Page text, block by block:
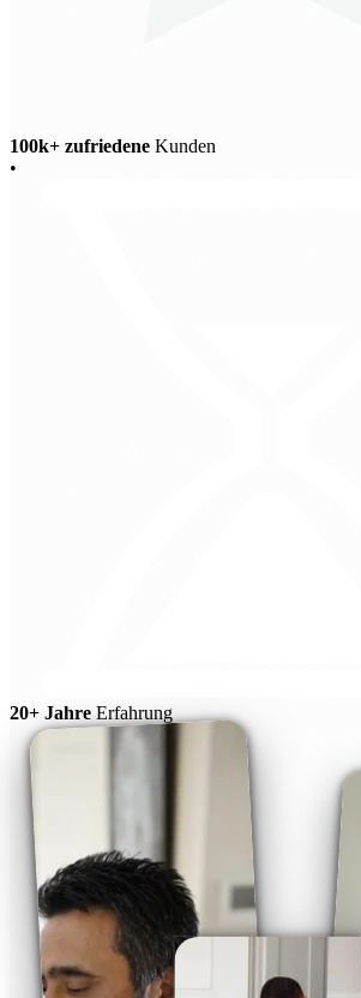
100k+ zufriedene Kunden
•
20+ Jahre Erfahrung